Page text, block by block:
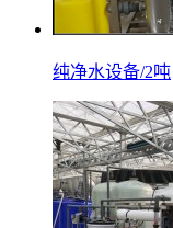
纯净水设备/2吨